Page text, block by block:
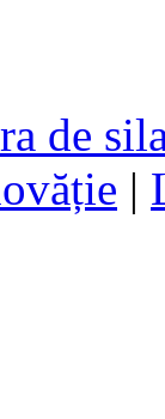
de
|